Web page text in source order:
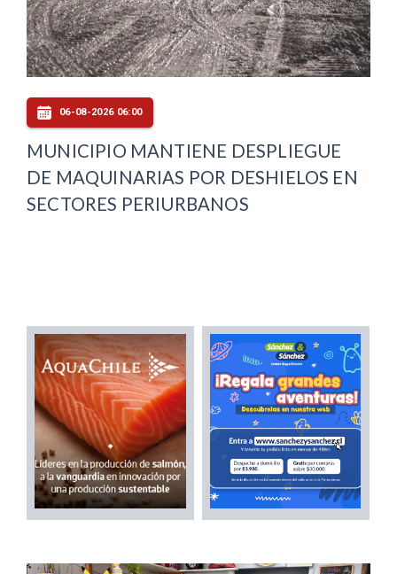
06-08-2026 06:00
MUNICIPIO MANTIENE DESPLIEGUE
DE MAQUINARIAS POR DESHIELOS EN
SECTORES PERIURBANOS